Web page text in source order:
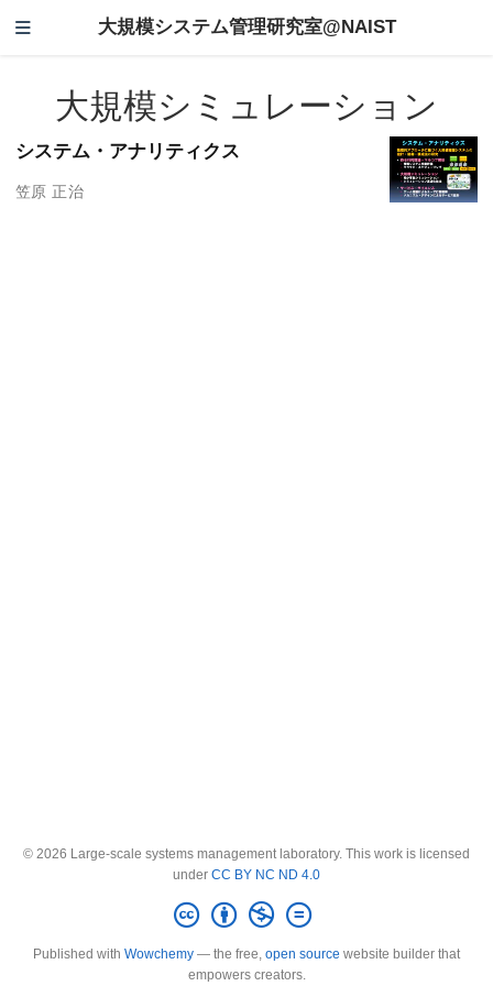
大規模システム管理研究室@NAIST
大規模シミュレーション
システム・アナリティクス
笠原 正治
© 2026 Large-scale systems management laboratory. This work is licensed
under CC BY NC ND 4.0
Published with Wowchemy — the free, open source website builder that
empowers creators.